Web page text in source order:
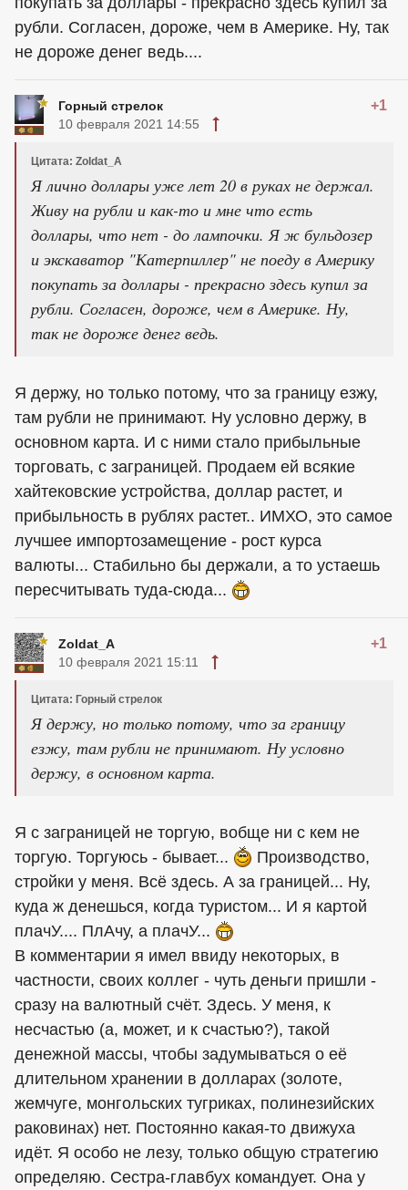
рубли. Согласен, дороже, чем в Америке. Ну, так
не дороже денег ведь....
Горный стрелок +1
10 февраля 2021 14:55
Цитата: Zoldat_A
Я лично доллары уже лет 20 в руках не держал.
Живу на рубли и как-то и мне что есть
доллары, что нет - до лампочки. Я ж бульдозер
и экскаватор "Катерпиллер" не поеду в Америку
покупать за доллары - прекрасно здесь купил за
рубли. Согласен, дороже, чем в Америке. Ну,
так не дороже денег ведь.
Я держу, но только потому, что за границу езжу,
там рубли не принимают. Ну условно держу, в
основном карта. И с ними стало прибыльные
торговать, с заграницей. Продаем ей всякие
хайтековские устройства, доллар растет, и
прибыльность в рублях растет.. ИМХО, это самое
лучшее импортозамещение - рост курса
валюты... Стабильно бы держали, а то устаешь
пересчитывать туда-сюда...
Zoldat_A +1
10 февраля 2021 15:11
Цитата: Горный стрелок
Я держу, но только потому, что за границу
езжу, там рубли не принимают. Ну условно
держу, в основном карта.
Я с заграницей не торгую, вобще ни с кем не
торгую. Торгуюсь - бывает...
Производство,
стройки у меня. Всё здесь. А за границей... Ну,
куда ж денешься, когда туристом... И я картой
плачУ.... ПлАчу, а плачУ...
В комментарии я имел ввиду некоторых, в
частности, своих коллег - чуть деньги пришли -
сразу на валютный счёт. Здесь. У меня, к
несчастью (а, может, и к счастью?), такой
денежной массы, чтобы задумываться о её
длительном хранении в долларах (золоте,
жемчуге, монгольских тугриках, полинезийских
раковинах) нет. Постоянно какая-то движуха
идёт. Я особо не лезу, только общую стратегию
определяю. Сестра-главбух командует. Она у